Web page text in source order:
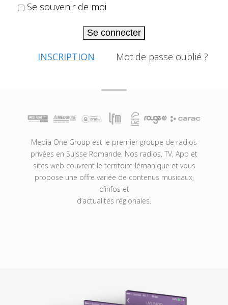
Se souvenir de moi
Se connecter
INSCRIPTION Mot de passe oublié ?
Media One Group est le premier groupe de radios
privées en Suisse Romande. Nos radios, TV, App et
sites web couvrent le territoire lémanique et vous
propose une offre variée de contenus musicaux,
d’infos et
d’actualités régionales.